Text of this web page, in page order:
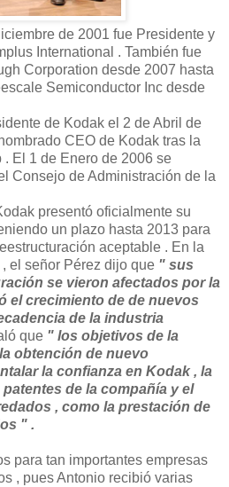
de 2001 fue Presidente y
International . También fue
Corporation desde 2007 hasta
Semiconductor Inc desde
de Kodak el 2 de Abril de
CEO de Kodak tras la
El 1 de Enero de 2006 se
Consejo de Administración de la
presentó oficialmente su
un plazo hasta 2013 para
aceptable . En la
el señor Pérez dijo que " sus
se vieron afectados por la
el crecimiento de de nuevos
de la industria
que " los objetivos de la
obtención de nuevo
la confianza en Kodak , la
de la compañía y el
, como la prestación de
" .
para tan importantes empresas
, pues Antonio recibió varias